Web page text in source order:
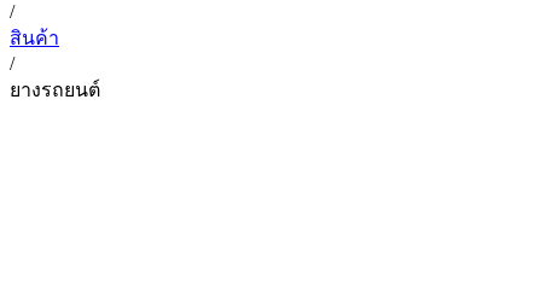
/
สินค้า
/
ยางรถยนต์